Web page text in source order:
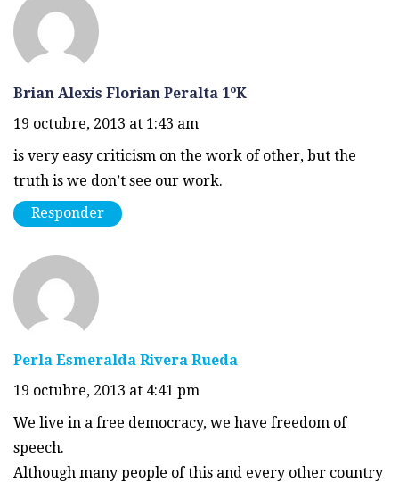
Brian Alexis Florian Peralta 1ºK
19 octubre, 2013 at 1:43 am
is very easy criticism on the work of other, but the
truth is we don’t see our work.
Responder
Perla Esmeralda Rivera Rueda
19 octubre, 2013 at 4:41 pm
We live in a free democracy, we have freedom of
speech.
Although many people of this and every other country